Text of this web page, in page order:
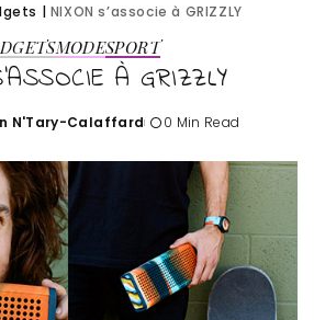
| NIXON s’associe à GRIZZLY
MODESPORT
À GRIZZLY
N'Tary-Calaffard 0 Min Read